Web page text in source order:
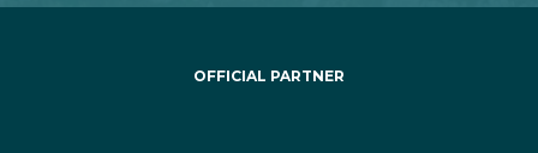
OFFICIAL PARTNER